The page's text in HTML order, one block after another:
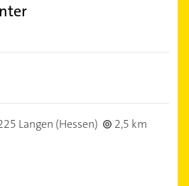
Langen (Hessen)
2,5 km